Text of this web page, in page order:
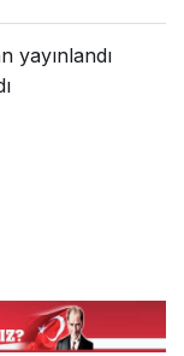
yayınlandı